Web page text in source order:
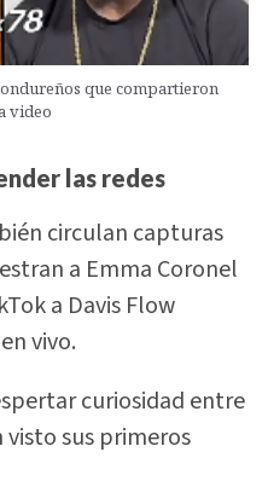
que compartieron
video
las redes
circulan capturas
a Emma Coronel
a Davis Flow
vivo.
curiosidad entre
sus primeros